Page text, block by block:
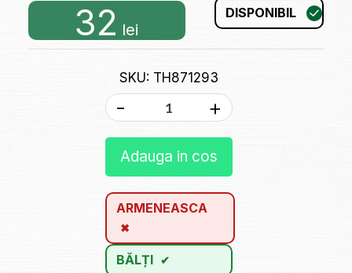
32 lei
DISPONIBIL
SKU: TH871293
- +
Adauga in cos
ARMENEASCA
BĂLȚI